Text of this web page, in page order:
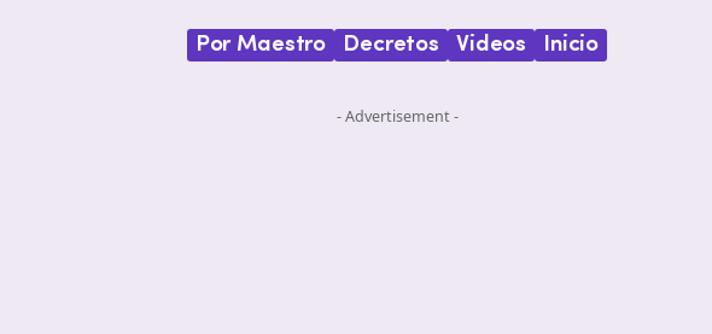
Por Maestro Decretos Videos Inicio
- Advertisement -